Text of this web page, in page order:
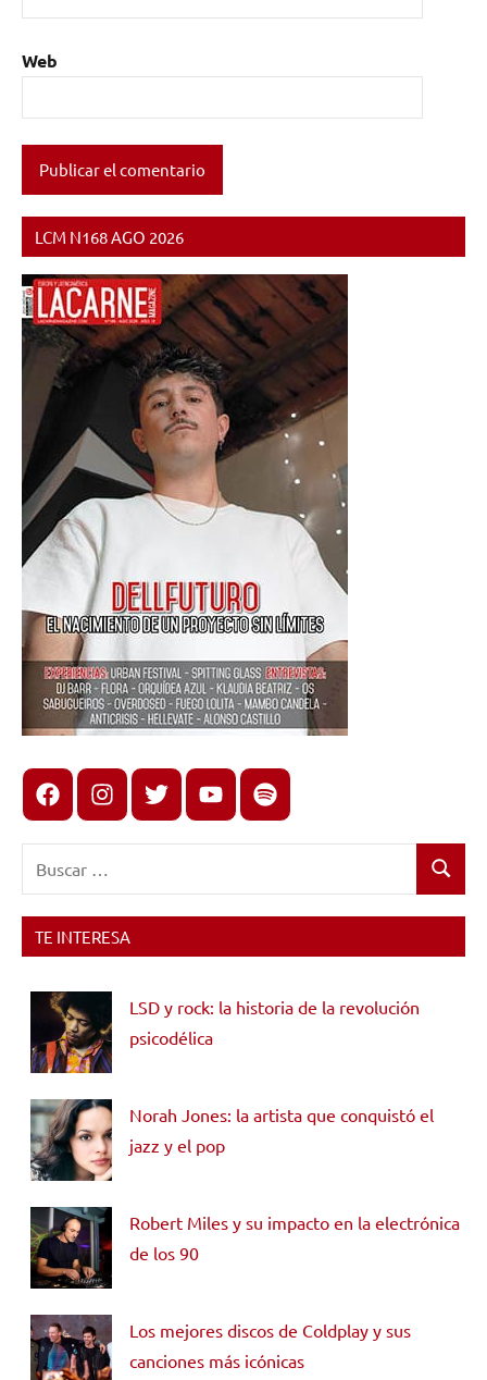
Panamericana,
Hagerman
Web
LCM N168 AGO 2026
FacebookInstagram
X youtubespotify
Buscar
TE INTERESA
LSD y rock: la historia de la revolución
psicodélica
Norah Jones: la artista que conquistó el
jazz y el pop
Robert Miles y su impacto en la electrónica
de los 90
Los mejores discos de Coldplay y sus
canciones más icónicas